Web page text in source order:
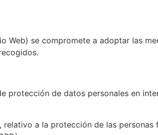
Web) se compromete a adoptar las
protección de datos personales en
a la protección de las personas